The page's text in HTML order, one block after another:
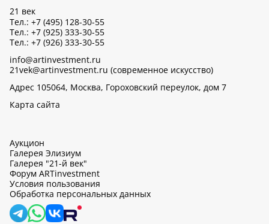
21 век
Тел.: +7 (495) 128-30-55
Тел.: +7 (925) 333-30-55
Тел.: +7 (926) 333-30-55
info@artinvestment.ru
21vek@artinvestment.ru (современное искусство)
Адрес 105064, Москва, Гороховский переулок, дом 7
Карта сайта
Аукцион
Галерея Элизиум
Галерея "21-й век"
Форум ARTinvestment
Условия пользования
Обработка персональных данных